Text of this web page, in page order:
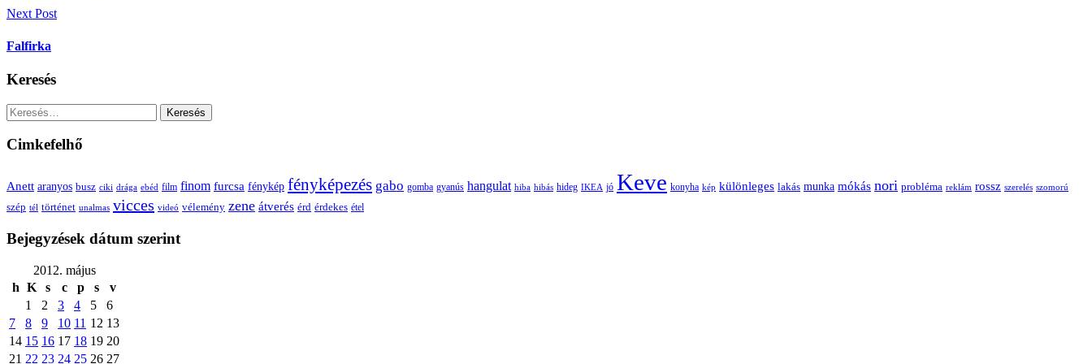
Next Post
Falfirka
Keresés
Keresés:
Cimkefelhő
Anett aranyos busz ciki drága ebéd film finom furcsa fénykép fényképezés gabo gomba gyanús hangulat hiba hibás hideg IKEA jó Keve konyha kép különleges lakás munka mókás nori probléma reklám rossz szerelés szomorú
szép tél történet unalmas vicces videó vélemény zene átverés érd érdekes étel
Bejegyzések dátum szerint
2012. május
h K s c p s
v
1
2 3 4 5
6
7
8 9 10 11 12 13
14 15 16 17 18 19 20
21 22 23 24 25 26 27